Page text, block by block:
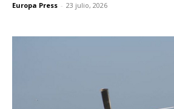
Europa Press - 23 julio, 2026